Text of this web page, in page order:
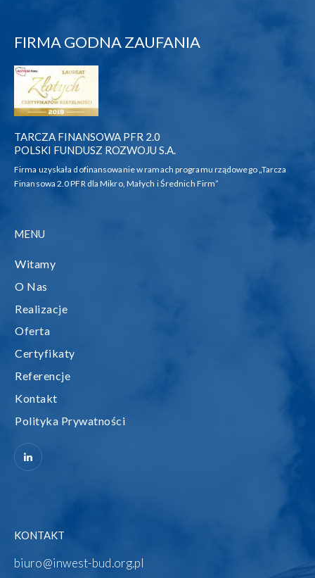
FIRMA GODNA ZAUFANIA
TARCZA FINANSOWA PFR 2.0
POLSKI FUNDUSZ ROZWOJU S.A.
Firma uzyskała dofinansowanie w ramach programu rządowego „Tarcza
Finansowa 2.0 PFR dla Mikro, Małych i Średnich Firm”
MENU
Witamy
O Nas
Realizacje
Oferta
Certyfikaty
Referencje
Kontakt
Polityka Prywatności
KONTAKT
biuro@inwest-bud.org.pl